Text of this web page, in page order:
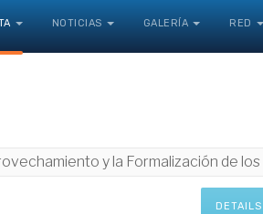
NOTICIAS GALERÍA RED
y la Formalización de
DETAILS